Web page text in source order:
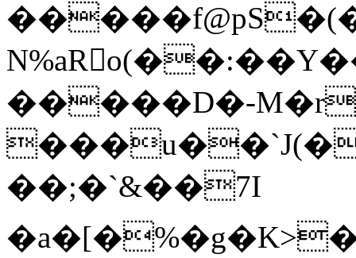
�����D�-
��;�`&��7I